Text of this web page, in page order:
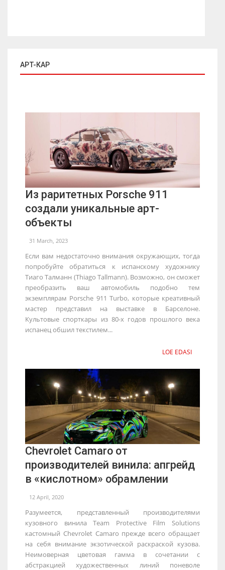
АРТ-КАР
Из раритетных Porsche 911
создали уникальные арт-
объекты
31 March, 2023
Если вам недостаточно внимания окружающих, тогда
попробуйте обратиться к испанскому художнику
Тиаго Талманн (Thiago Tallmann). Возможно, он сможет
преобразить ваш автомобиль подобно тем
экземплярам Porsche 911 Turbo, которые креативный
мастер представил на выставке в Барселоне.
Культовые спорткары из 80-х годов прошлого века
испанец обшил текстилем...
LOE EDASI
Chevrolet Camaro от
производителей винила: апгрейд
в «кислотном» обрамлении
12 April, 2020
Разумеется, представленный производителями
кузовного винила Team Protective Film Solutions
кастомный Chevrolet Camaro прежде всего обращает
на себя внимание экзотической раскраской кузова.
Неимоверная цветовая гамма в сочетании с
абстракцией художественных линий поневоле